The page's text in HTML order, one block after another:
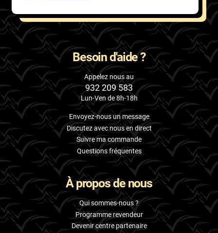
Besoin d'aide ?
Appelez nous au
932 209 583
Lun-Ven de 8h-18h
Envoyez-nous un message
Discutez avec nous en direct
Suivre ma commande
Questions fréquentes
À propos de nous
Qui sommes-nous ?
Programme revendeur
Devenir centre partenaire